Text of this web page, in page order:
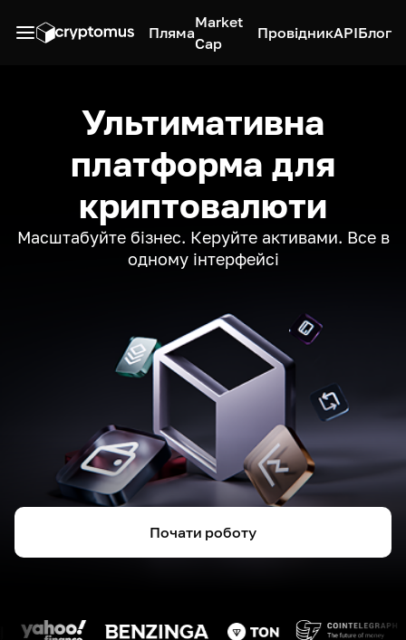
Пляма
Market
Cap
ПровідникAPIБлог
Ультимативна
платформа для
криптовалюти
Масштабуйте бізнес. Керуйте активами. Все в
одному інтерфейсі
Почати роботу